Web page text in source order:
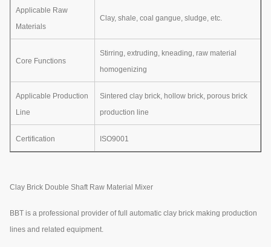
Applicable Raw
Materials
Clay, shale, coal gangue, sludge, etc.
Core Functions
Stirring, extruding, kneading, raw material
homogenizing
Applicable Production
Line
Sintered clay brick, hollow brick, porous brick
production line
Certification ISO9001
Clay Brick Double Shaft Raw Material Mixer
BBT is a professional provider of full automatic clay brick making production
lines and related equipment.